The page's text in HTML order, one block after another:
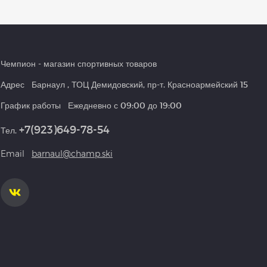
Чемпион - магазин спортивных товаров
Адрес Барнаул, ТОЦ Демидовский, пр-т. Красноармейский 15
График работы Ежедневно с 09:00 до 19:00
Тел. +7(923)649-78-54
Email barnaul@champ.ski